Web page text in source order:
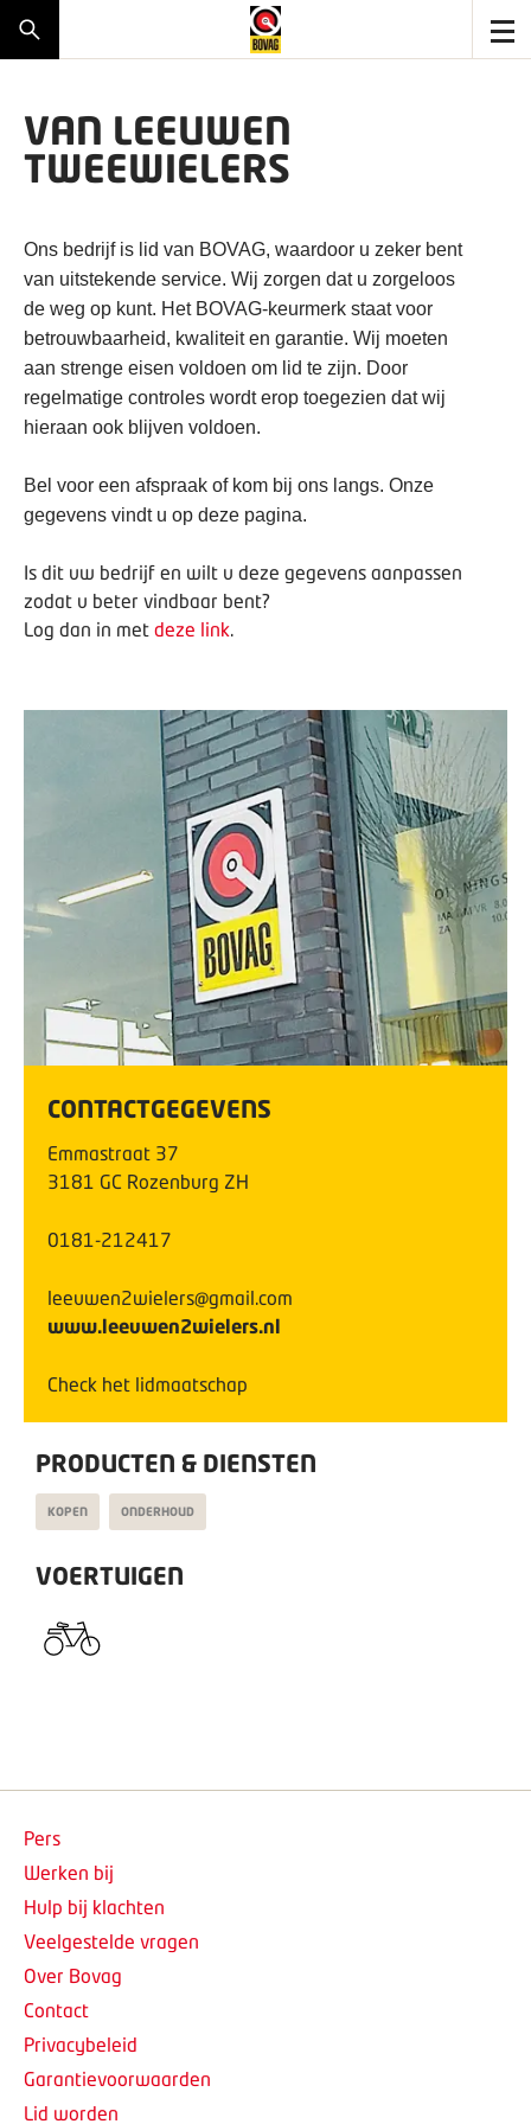
VAN LEEUWEN
TWEEWIELERS
Ons bedrijf is lid van BOVAG, waardoor u zeker bent
van uitstekende service. Wij zorgen dat u zorgeloos
de weg op kunt. Het BOVAG-keurmerk staat voor
betrouwbaarheid, kwaliteit en garantie. Wij moeten
aan strenge eisen voldoen om lid te zijn. Door
regelmatige controles wordt erop toegezien dat wij
hieraan ook blijven voldoen.
Bel voor een afspraak of kom bij ons langs. Onze
gegevens vindt u op deze pagina.
Is dit uw bedrijf en wilt u deze gegevens aanpassen
zodat u beter vindbaar bent?
Log dan in met deze link.
CONTACTGEGEVENS
Emmastraat 37
3181 GC Rozenburg ZH
0181-212417
leeuwen2wielers@gmail.com
www.leeuwen2wielers.nl
Check het lidmaatschap
PRODUCTEN & DIENSTEN
KOPEN ONDERHOUD
VOERTUIGEN
Pers
Werken bij
Hulp bij klachten
Veelgestelde vragen
Over Bovag
Contact
Privacybeleid
Garantievoorwaarden
Lid worden